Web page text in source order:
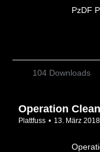
PzDF
104 Downloads
Operation
Plattfuss 13. März